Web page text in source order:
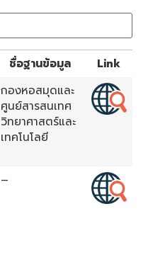
ชื่อฐานข้อมูล
Link
กองหอสมุดและ
ศูนย์สารสนเทศ
วิทยาศาสตร์และ
เทคโนโลยี
–